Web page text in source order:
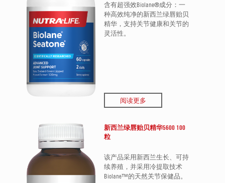
含有超强效Biolane®成分：一
种高效纯净的新西兰绿唇贻贝
精华，支持关节健康和关节的
灵活性。
阅读更多
新西兰绿唇贻贝精华5600 100
粒
该产品采用新西兰生长、可持
续养殖，并采用冷提取技术
Biolane™的天然关节保健品。